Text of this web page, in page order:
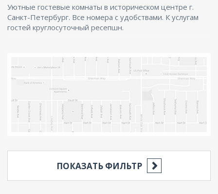
Уютные гостевые комнаты в историческом центре г.
Санкт-Петербург. Все номера с удобствами. К услугам
гостей круглосуточный ресепшн.
ПОКАЗАТЬ ФИЛЬТР